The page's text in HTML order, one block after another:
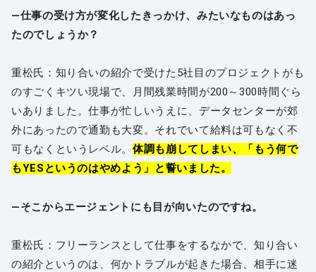
―仕事の受け方が変化したきっかけ、みたいなものはあっ
たのでしょうか？
重松氏：知り合いの紹介で受けた5社目のプロジェクトがも
のすごくキツい現場で、月間残業時間が200～300時間ぐら
いありました。仕事が忙しいうえに、データセンターが郊
外にあったので通勤も大変。それでいて給料は可もなく不
可もなくというレベル。体調も崩してしまい、「もう何で
もYESというのはやめよう」と誓いました。
―そこからエージェントにも目が向いたのですね。
重松氏：フリーランスとして仕事をするなかで、知り合い
の紹介というのは、何かトラブルが起きた場合、相手に迷